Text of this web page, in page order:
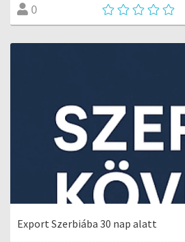
0
Export Szerbiába 30 nap alatt